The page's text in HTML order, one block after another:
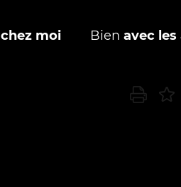
chez moi Bienavec les